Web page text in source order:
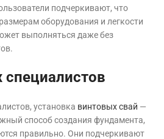
подчеркивают, что
оборудования и легкости
выполняться даже без
установка винтовых свай —
способ создания фундамента,
правильно. Они подчеркивают